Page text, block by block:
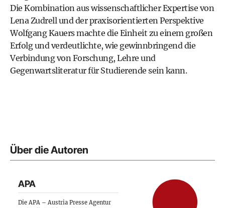
Die Kombination aus wissenschaftlicher Expertise von
Lena Zudrell und der praxisorientierten Perspektive
Wolfgang Kauers machte die Einheit zu einem großen
Erfolg und verdeutlichte, wie gewinnbringend die
Verbindung von Forschung, Lehre und
Gegenwartsliteratur für Studierende sein kann.
Über die Autoren
APA
Die APA – Austria Presse Agentur